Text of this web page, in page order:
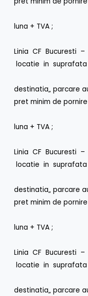
luna + TVA ;
Linia CF Bucuresti
locatie in
destinatia„ parcare
pret minim de pornire
luna + TVA ;
Linia CF Bucuresti
locatie in
destinatia„ parcare
pret minim de pornire
luna + TVA ;
Linia CF Bucuresti
locatie in
destinatia„ parcare